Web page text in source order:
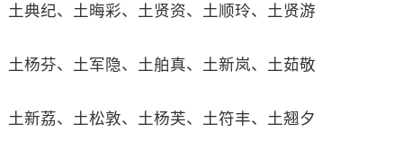
土典纪、土晦彩、土贤资、土顺玲、土贤游
土杨芬、土军隐、土舶真、土新岚、土茹敬
土新荔、土松敦、土杨芙、土符丰、土翘夕